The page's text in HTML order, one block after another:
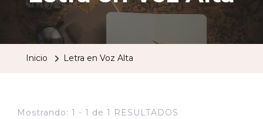
Inicio Letra en Voz Alta
Mostrando: 1 - 1 de 1 RESULTADOS